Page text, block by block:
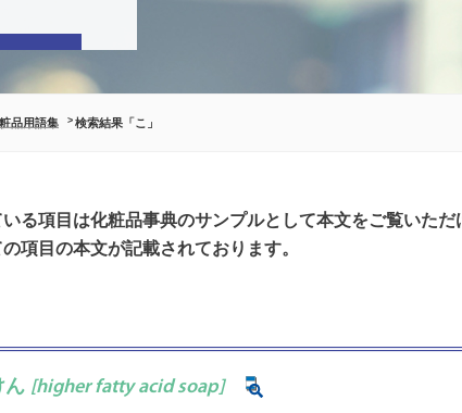
品用語集 検索結果「こ」
る項目は化粧品事典のサンプルとして本文をご覧いただ
項目の本文が記載されております。
ん [higher fatty acid soap]